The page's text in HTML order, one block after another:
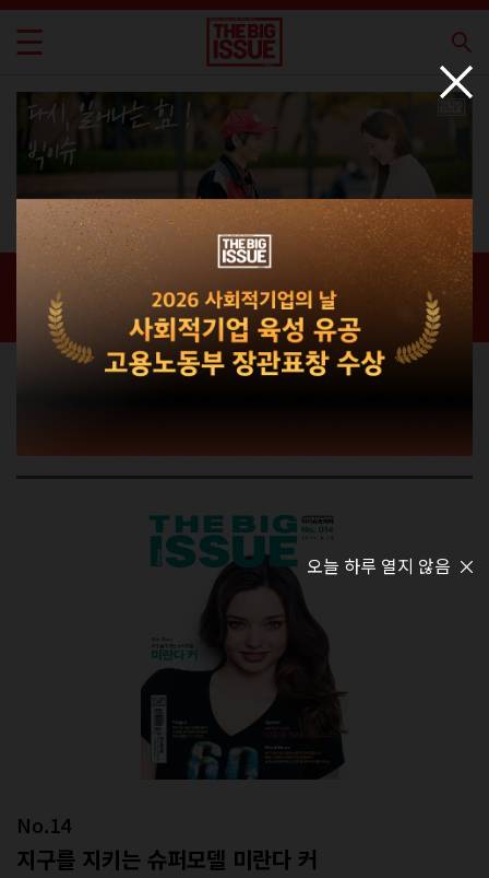
신간 · 과월호
홈 / 매거진 / 신간 · 과월호
No.14
지구를 지키는 슈퍼모델 미란다 커
오늘 하루 열지 않음